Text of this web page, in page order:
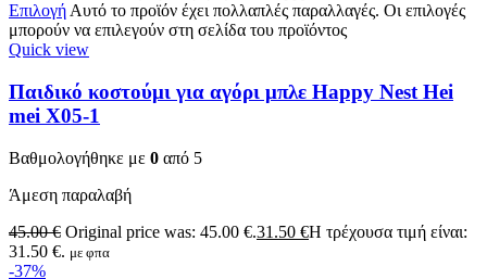
ΕπιλογήΑυτό το προϊόν έχει πολλαπλές παραλλαγές. Οι επιλογές
μπορούν να επιλεγούν στη σελίδα του προϊόντος
Quick view
Παιδικό κοστούμι για αγόρι μπλε Happy Nest Hei
mei X05-1
Βαθμολογήθηκε με 0 από 5
Άμεση παραλαβή
45.00€ Original price was: 45.00 €.31.50 €Η τρέχουσα τιμή είναι:
31.50 €. με φπα
-37%